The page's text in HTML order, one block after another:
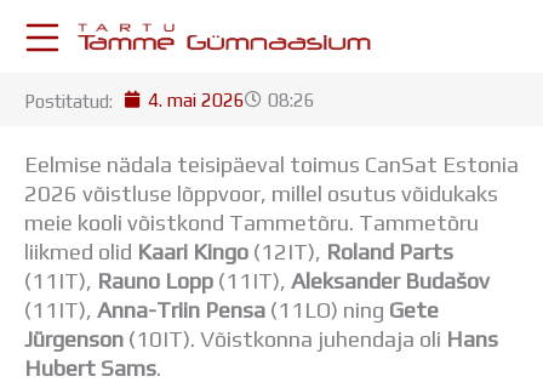
KESKKONNAD
Postkast
Drive
Tamme TV
Tamme Leht
Kooliraadio
Koorilaul
ÕPPETÖÖ
Postitatud: 4. mai 2026 08:26
Eelmise nädala teisipäeval toimus CanSat Estonia
2026 võistluse lõppvoor, millel osutus võidukaks
meie kooli võistkond Tammetõru. Tammetõru
liikmed olid Kaari Kingo (12IT), Roland Parts
(11IT), Rauno Lopp (11IT), Aleksander Budašov
(11IT), Anna-Triin Pensa (11LO) ning Gete
Jürgenson (10IT). Võistkonna juhendaja oli Hans
Hubert Sams.